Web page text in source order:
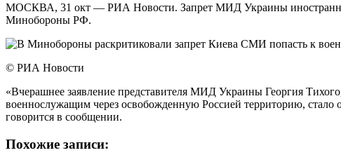
МОСКВА, 31 окт — РИА Новости. Запрет МИД Украины
Минобороны РФ.
© РИА Новости
«Вчерашнее заявление представителя МИД Украины Георгия
военнослужащим через освобожденную Россией территорию,
говорится в сообщении.
Похожие записи: